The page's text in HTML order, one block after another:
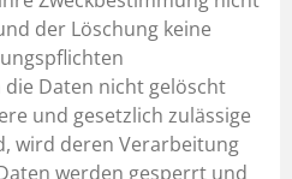
der Löschung keine
Daten nicht gelöscht
und gesetzlich zulässige
wird deren Verarbeitung
werden gesperrt und